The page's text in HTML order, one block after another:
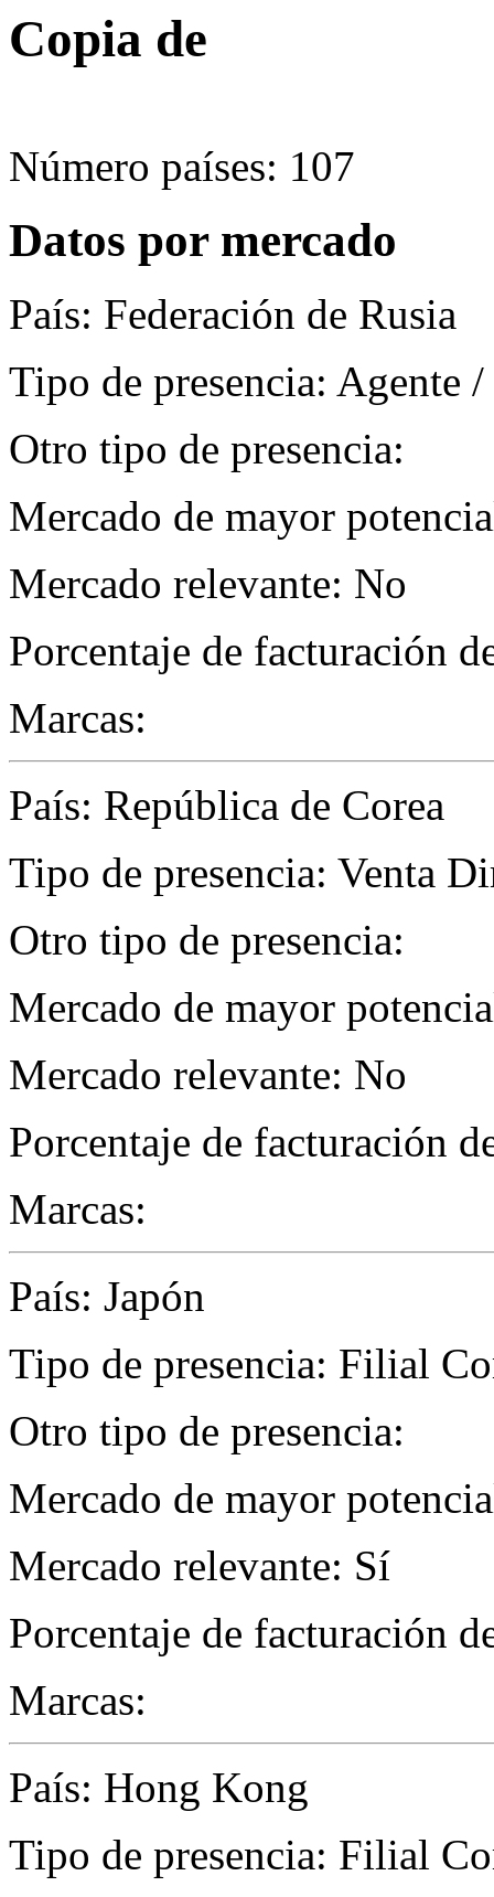
Copia de
Número países: 107
Datos por mercado
País: Federación de Rusia
Tipo de presencia: Agente
Otro tipo de presencia:
Mercado de mayor
Mercado relevante: No
Porcentaje de facturación
Marcas:
País: República de Corea
Tipo de presencia: Venta
Otro tipo de presencia:
Mercado de mayor
Mercado relevante: No
Porcentaje de facturación
Marcas:
País: Japón
Tipo de presencia: Filial
Otro tipo de presencia:
Mercado de mayor
Mercado relevante: Sí
Porcentaje de facturación
Marcas:
País: Hong Kong
Tipo de presencia: Filial